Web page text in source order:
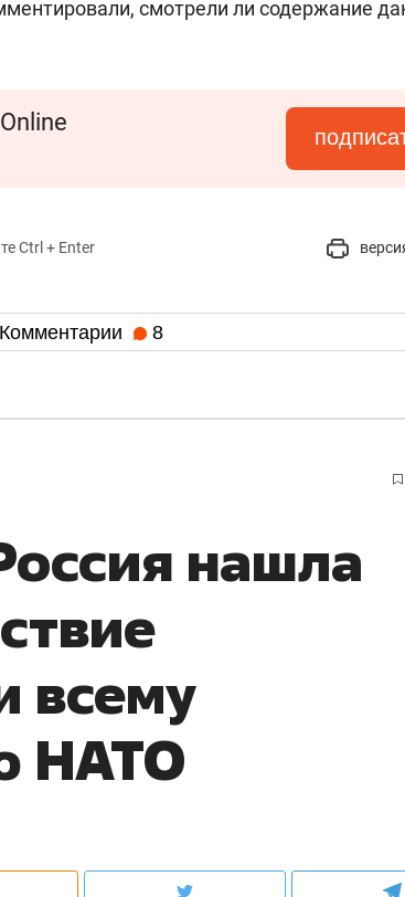
смотрели ли содержание
Ctrl + Enter
Комментарии 8
нашла
всему
НАТО